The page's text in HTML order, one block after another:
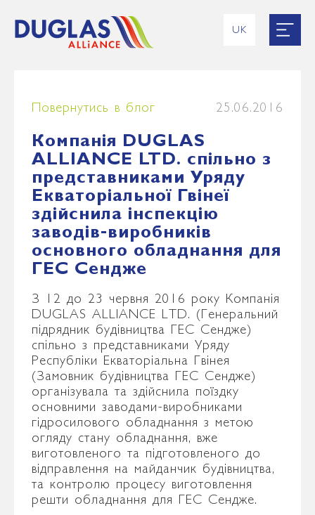
UK
Повернутись в блог 25.06.2016
Компанія DUGLAS
ALLIANCE LTD. спільно з
представниками Уряду
Екваторіальної Гвінеї
здійснила інспекцію
заводів-виробників
основного обладнання для
ГЕС Сендже
З 12 до 23 червня 2016 року Компанія
DUGLAS ALLIANCE LTD. (Генеральний
підрядник будівництва ГЕС Сендже)
спільно з представниками Уряду
Республіки Екваторіальна Гвінея
(Замовник будівництва ГЕС Сендже)
організувала та здійснила поїздку
основними заводами-виробниками
гідросилового обладнання з метою
огляду стану обладнання, вже
виготовленого та підготовленого до
відправлення на майданчик будівництва,
та контролю процесу виготовлення
решти обладнання для ГЕС Сендже.